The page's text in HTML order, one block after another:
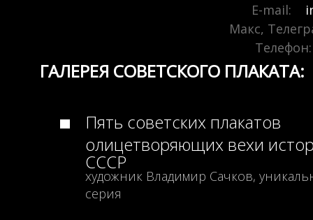
E-mail:
Макс,
Телефон:
ГАЛЕРЕЯ СОВЕТСКОГО ПЛАКАТА:
Пять советских плакатов
олицетворяющих вехи
СССР
художник Владимир Сачков,
серия